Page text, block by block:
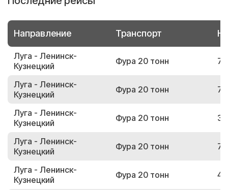
Направление Транспорт
Луга - Ленинск-
Кузнецкий
Фура 20 тонн
Луга - Ленинск-
Кузнецкий
Фура 20 тонн
Луга - Ленинск-
Кузнецкий
Фура 20 тонн
Луга - Ленинск-
Кузнецкий
Фура 20 тонн
Луга - Ленинск-
Кузнецкий
Фура 20 тонн